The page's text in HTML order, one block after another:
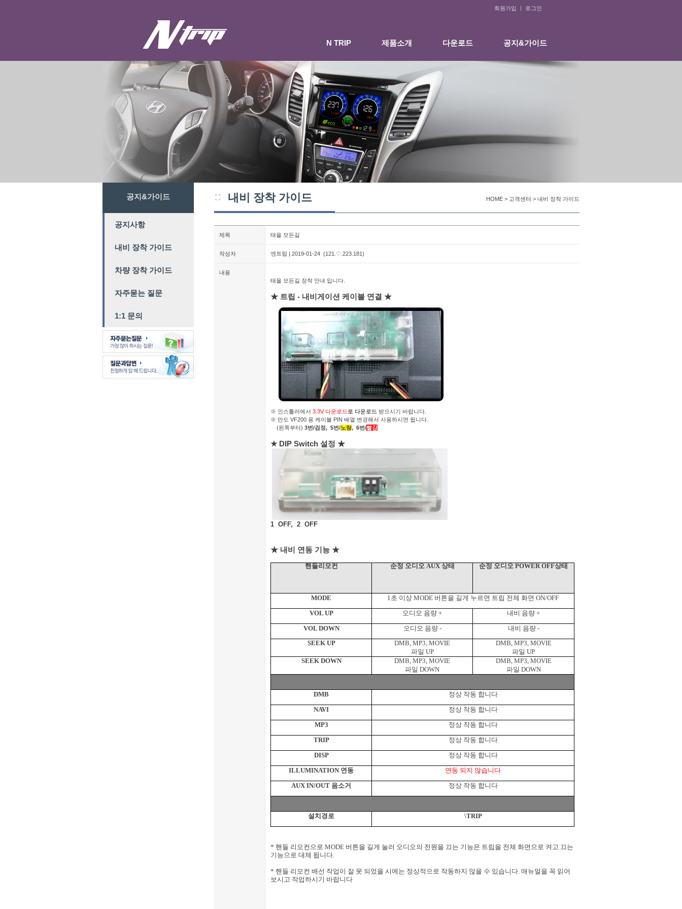
회원가입 ㅣ 로그인
N TRIP 제품소개 다운로드 공지&가이드
공지&가이드
공지사항
내비 장착 가이드
차량 장착 가이드
자주묻는 질문
1:1 문의
:: 내비 장착 가이드 HOME > 고객센터 > 내비 장착 가이드
제목 태을 모든길
작성자 엔트립 | 2019-01-24 (121.♡.223.181)
내용
태을 모든길 장착 안내 입니다.
★ 트립 - 내비게이션 케이블 연결 ★
※ 인스톨러에서 3.3V 다운로드 로 다운로드 받으시기 바랍니다.
※ 만도 VF200 용 케이블 PIN 배열 변경해서 사용하시면 됩니다.
(왼쪽부터) 3번/검정, 5번/노랑, 6번/빨강
★ DIP Switch 설정 ★
1 OFF, 2 OFF
★ 내비 연동 기능 ★
핸들리모컨 순정 오디오AUX 상태 순정 오디오 POWER OFF상태
MODE 1초 이상 MODE 버튼을 길게 누르면 트립 전체 화면 ON/OFF
VOL UP
오디오 음량 + 내비 음량 +
VOL DOWN
오디오 음량- 내비 음량-
SEEK UP
DMB, MP3, MOVIE
파일 UP
DMB, MP3, MOVIE
파일 UP
SEEK DOWN
DMB, MP3, MOVIE
파일 DOWN
DMB, MP3, MOVIE
파일 DOWN
DMB
정상 작동 합니다
NAVI
정상 작동 합니다
MP3
정상 작동 합니다
TRIP
정상 작동 합니다
DISP
정상 작동 합니다
ILLUMINATION 연동
연동 되지 않습니다
AUX IN/OUT 음소거 정상 작동 합니다
설치경로 \TRIP
* 핸들 리모컨으로 MODE 버튼을 길게 눌러 오디오의 전원을 끄는 기능은 트립을 전체 화면으로 켜고 끄는
기능으로 대체 됩니다.
* 핸들 리모컨 배선 작업이 잘 못 되었을 시에는 정상적으로 작동하지 않을 수 있습니다. 매뉴얼을 꼭 읽어
보시고 작업하시기 바랍니다